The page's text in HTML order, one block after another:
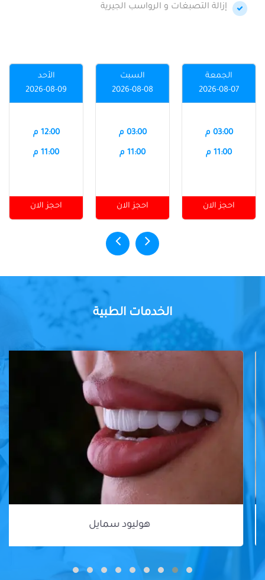
إزالة التصبغات و الرواسب الجيرية
الجمعة
2026-08-07
03:00 م
11:00 م
احجز الان
السبت
2026-08-08
03:00 م
11:00 م
احجز الان
الأحد
2026-08-09
12:00 م
11:00 م
احجز الان
الخدمات الطبية
هوليود سمايل